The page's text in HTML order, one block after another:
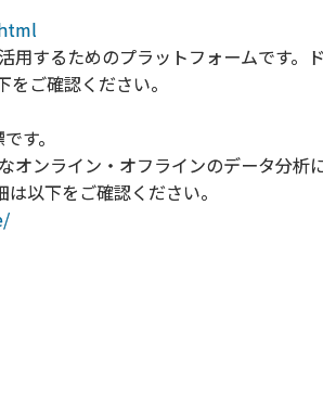
するためのプラットフォームです。
ご確認ください。
す。
ンライン・オフラインのデータ分析
以下をご確認ください。